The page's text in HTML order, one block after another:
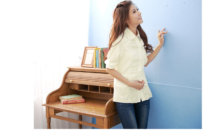
３．未成年的使用者請事先徵得法定代理人或監護人之同意方可使用
「AFTEE先享後付」，若未經同意申辦者引起之損失，本公司不負相關責
４．使用「AFTEE先享後付」時，將依據個別帳號之用戶狀況，依本公司即
時審查核予不同之上限額度；若仍有額度不足之情形，本公司將視審查結果
５．嚴禁一人註冊多個帳號或使用他人資訊註冊。若發現惡意使用之情形，
恩沛科技股份有限公司將有權停止該用戶之使用額度並採取法律行動。